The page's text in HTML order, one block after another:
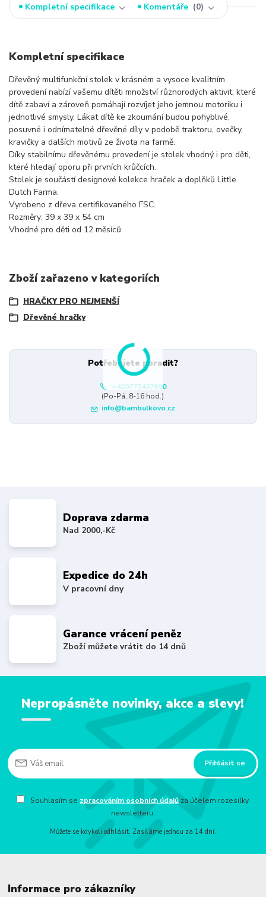
Kompletní specifikace Komentáře 0
Kompletní specifikace
Dřevěný multifunkční stolek v krásném a vysoce kvalitním
provedení nabízí vašemu dítěti množství různorodých aktivit, které
dítě zabaví a zároveň pomáhají rozvíjet jeho jemnou motoriku i
jednotlivé smysly. Lákat dítě ke zkoumání budou pohyblivé,
posuvné i odnímatelné dřevěné díly v podobě traktoru, ovečky,
kravičky a dalších motivů ze života na farmě.
Díky stabilnímu dřevěnému provedení je stolek vhodný i pro děti,
které hledají oporu při prvních krůčcích.
Stolek je součástí designové kolekce hraček a doplňků Little
Dutch Farma.
Vyrobeno z dřeva certifikovaného FSC.
Rozměry: 39 x 39 x 54 cm
Vhodné pro děti od 12 měsíců.
Zboží zařazeno v kategoriích
HRAČKY PRO NEJMENŠÍ
Dřevěné hračky
Potřebujete poradit?
+420775437690
(Po-Pá, 8-16 hod.)
info@bambulkovo.cz
Doprava zdarma
Nad 2000,-Kč
Expedice do 24h
V pracovní dny
Garance vrácení peněz
Zboží můžete vrátit do 14 dnů
Nepropásněte novinky, akce a slevy!
Přihlásit se
Souhlasím se zpracováním osobních údajů za účelem rozesílky
newsletteru.
Můžete se kdykoli odhlásit. Zasíláme jednou za 14 dní.
Informace pro zákazníky